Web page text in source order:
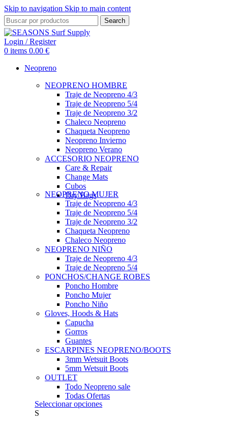
Skip to navigation Skip to main content
Search
Login / Register
0 items 0.00 €
Neopreno
NEOPRENO HOMBRE
Traje de Neopreno 4/3
Traje de Neopreno 5/4
Traje de Neopreno 3/2
Chaleco Neopreno
Chaqueta Neopreno
Neopreno Invierno
Neopreno Verano
ACCESORIO NEOPRENO
Care & Repair
Change Mats
Cubos
Dry Bags
NEOPRENO MUJER
Traje de Neopreno 4/3
Traje de Neopreno 5/4
Traje de Neopreno 3/2
Chaqueta Neopreno
Chaleco Neopreno
NEOPRENO NIÑO
Traje de Neopreno 4/3
Traje de Neopreno 5/4
PONCHOS/CHANGE ROBES
Poncho Hombre
Poncho Mujer
Poncho Niño
Gloves, Hoods & Hats
Capucha
Gorros
Guantes
ESCARPINES NEOPRENO/BOOTS
3mm Wetsuit Boots
5mm Wetsuit Boots
OUTLET
Todo Neopreno sale
Todas Ofertas
Seleccionar opcionesEste
S